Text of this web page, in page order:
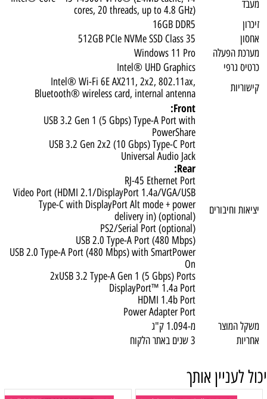
cores, 20 threads, up to 4.8 GHz)
16GB DDR5
512GB PCIe NVMe SSD Class 35
הפעלה
Windows 11 Pro
גרפי
Intel® UHD Graphics
Intel® Wi-Fi 6E AX211, 2x2, 802.11ax,
Bluetooth® wireless card, internal antenna
וחיבורים
Front:
USB 3.2 Gen 1 (5 Gbps) Type-A Port with
PowerShare
USB 3.2 Gen 2x2 (10 Gbps) Type-C Port
Universal Audio Jack
Rear:
RJ-45 Ethernet Port
Video Port (HDMI 2.1/DisplayPort 1.4a/VGA/USB
Type-C with DisplayPort Alt mode + power
delivery in) (optional)
PS2/Serial Port (optional)
USB 2.0 Type-A Port (480 Mbps)
USB 2.0 Type-A Port (480 Mbps) with SmartPower
On
2xUSB 3.2 Type-A Gen 1 (5 Gbps) Ports
DisplayPort™ 1.4a Port
HDMI 1.4b Port
Power Adapter Port
המוצר
לעניין אותך